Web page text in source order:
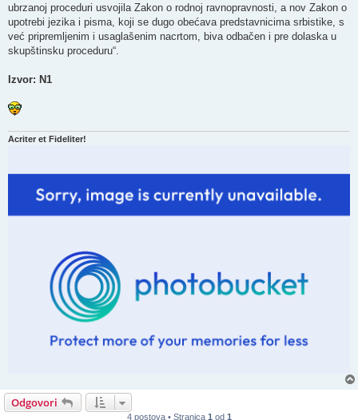
ubrzanoj proceduri usvojila Zakon o rodnoj ravnopravnosti, a nov Zakon o
upotrebi jezika i pisma, koji se dugo obećava predstavnicima srbistike, s
već pripremljenim i usaglašenim nacrtom, biva odbačen i pre dolaska u
skupštinsku proceduru“.
Izvor: N1
Acriter et Fideliter!
Odgovori
4 postova • Stranica 1 od 1